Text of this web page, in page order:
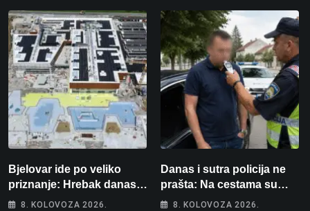
intenzivnoj
Bjelovar ide po veliko
priznanje: Hrebak danas u
Parizu predstavlja
8. KOLOVOZA 2026.
Danas i sutra policija ne
prašta: Na cestama su
posebno na meti ovi
8. KOLOVOZA 2026.